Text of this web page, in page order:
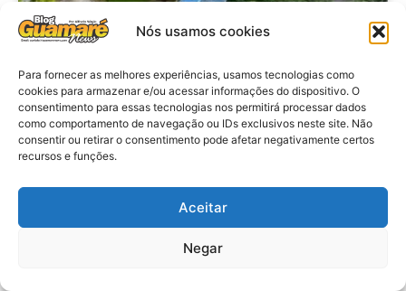
Nós usamos cookies
Para fornecer as melhores experiências, usamos tecnologias como
cookies para armazenar e/ou acessar informações do dispositivo. O
consentimento para essas tecnologias nos permitirá processar dados
como comportamento de navegação ou IDs exclusivos neste site. Não
consentir ou retirar o consentimento pode afetar negativamente certos
recursos e funções.
Aceitar
Negar
Agenda: 10ª Mostra Pedagógica
da Casa Durval Paiva acontecerá
nesta quarta-feira (29)